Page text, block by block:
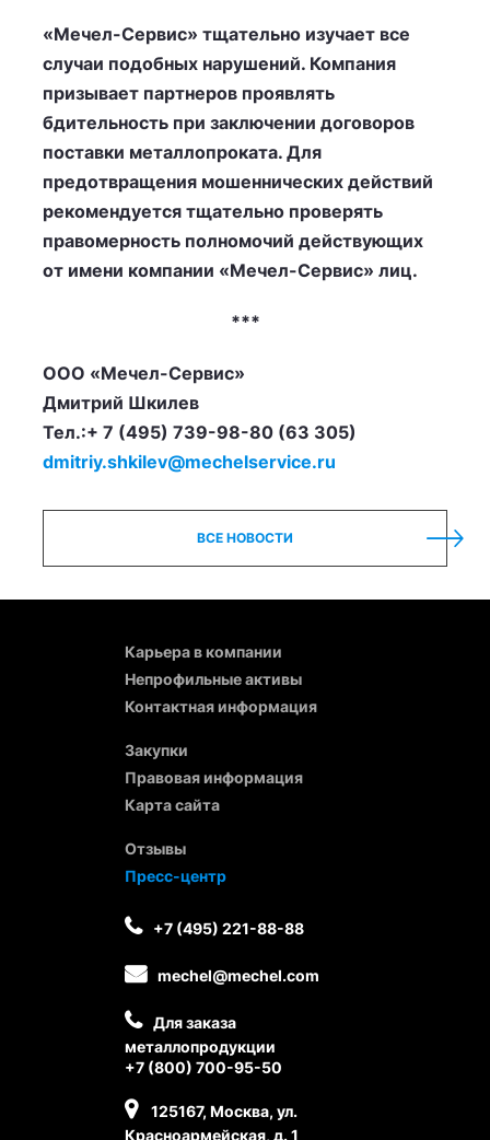
«Мечел-Сервис» тщательно изучает все
случаи подобных нарушений. Компания
призывает партнеров проявлять
бдительность при заключении договоров
поставки металлопроката. Для
предотвращения мошеннических действий
рекомендуется тщательно проверять
правомерность полномочий действующих
от имени компании «Мечел-Сервис» лиц.
***
ООО «Мечел-Сервис»
Дмитрий Шкилев
Тел.:+ 7 (495) 739-98-80 (63 305)
dmitriy.shkilev@mechelservice.ru
ВСЕ НОВОСТИ
Карьера в компании
Непрофильные активы
Контактная информация
Закупки
Правовая информация
Карта сайта
Отзывы
Пресс-центр
+7 (495) 221-88-88
mechel@mechel.com
Для заказа
металлопродукции
+7 (800) 700-95-50
125167, Москва, ул.
Красноармейская, д. 1